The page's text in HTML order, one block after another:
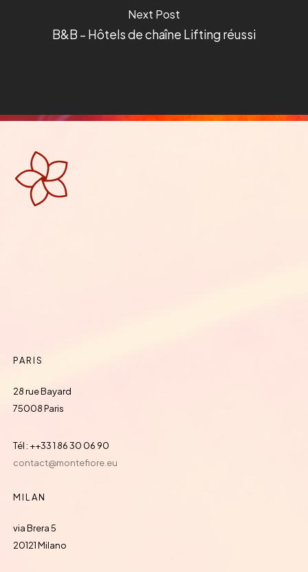
Next Post
B&B – Hôtels de chaîne Lifting réussi
PARIS
28 rue Bayard
75008 Paris
Tél : ++33 1 86 30 06 90
contact@montefiore.eu
MILAN
via Brera 5
20121 Milano